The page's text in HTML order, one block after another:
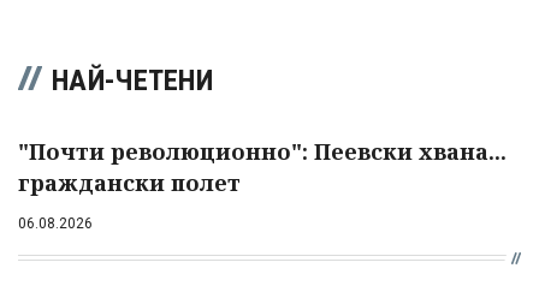
НАЙ-ЧЕТЕНИ
"Почти революционно": Пеевски хвана...
граждански полет
06.08.2026